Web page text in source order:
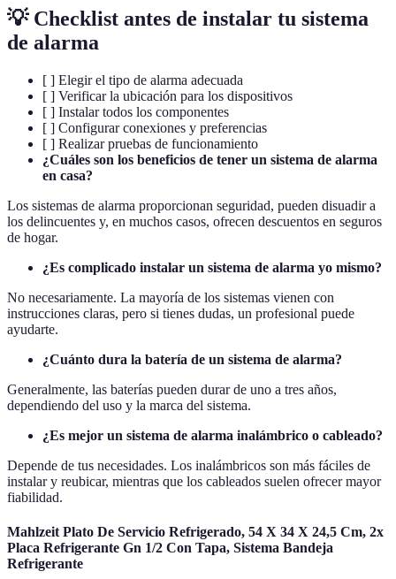
💡 Checklist antes de instalar tu sistema
de alarma
[ ] Elegir el tipo de alarma adecuada
[ ] Verificar la ubicación para los dispositivos
[ ] Instalar todos los componentes
[ ] Configurar conexiones y preferencias
[ ] Realizar pruebas de funcionamiento
¿Cuáles son los beneficios de tener un sistema de alarma
en casa?
Los sistemas de alarma proporcionan seguridad, pueden disuadir a
los delincuentes y, en muchos casos, ofrecen descuentos en seguros
de hogar.
¿Es complicado instalar un sistema de alarma yo mismo?
No necesariamente. La mayoría de los sistemas vienen con
instrucciones claras, pero si tienes dudas, un profesional puede
ayudarte.
¿Cuánto dura la batería de un sistema de alarma?
Generalmente, las baterías pueden durar de uno a tres años,
dependiendo del uso y la marca del sistema.
¿Es mejor un sistema de alarma inalámbrico o cableado?
Depende de tus necesidades. Los inalámbricos son más fáciles de
instalar y reubicar, mientras que los cableados suelen ofrecer mayor
fiabilidad.
Mahlzeit Plato De Servicio Refrigerado, 54 X 34 X 24,5 Cm, 2x
Placa Refrigerante Gn 1/2 Con Tapa, Sistema Bandeja
Refrigerante